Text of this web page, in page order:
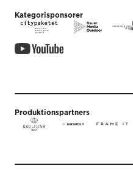
Kategorisponsorer
Produktionspartners